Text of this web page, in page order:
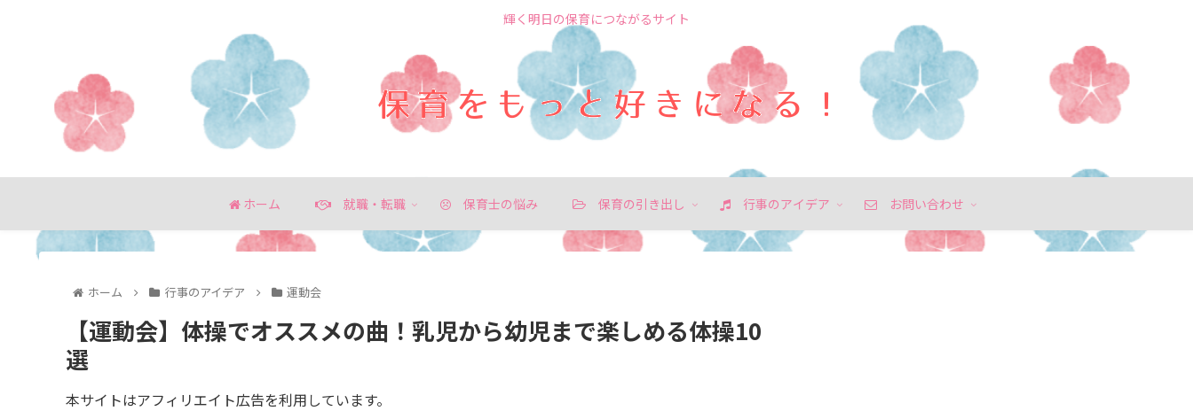
輝く明日の保育につながるサイト
ホーム 就職・転職 保育士の悩み 保育の引き出し 行事のアイデア お問い合わせ
ホーム 行事のアイデア 運動会
【運動会】体操でオススメの曲！乳児から幼児まで楽しめる体操10
選
本サイトはアフィリエイト広告を利用しています。